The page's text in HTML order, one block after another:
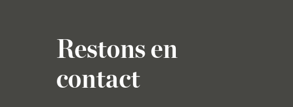
Restons en
contact